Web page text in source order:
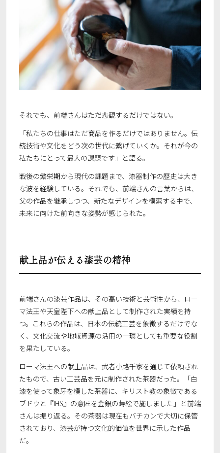
それでも、前端さんはただ悲観するだけではない。
「私たちの仕事はただ商品を作るだけではありません。伝
統技術や文化をどう次の世代に繋げていくか。それが今の
私たちにとって最大の課題です」と語る。
戦後の繁栄期から現代の課題まで、漆器制作の歴史は大き
な波を経験している。それでも、前端さんの言葉からは、
父の作品を継承しつつ、新たなデザインを模索する中で、
未来に向けた前向きな姿勢が感じられた。
献上品が伝える漆芸の精神
前端さんの漆芸作品は、その高い技術と芸術性から、ロー
マ法王や天皇陛下への献上品として制作された実績を持
つ。これらの作品は、日本の伝統工芸を象徴するだけでな
く、文化交流や地域資源の活用の一環としても重要な役割
を果たしている。
ローマ法王への献上品は、武者小路千家を通じて依頼され
たもので、古い工芸品を元に制作された茶器だった。「白
漆を使って象牙を模した茶器に、キリスト教の象徴である
ブドウと『IHS』の意匠を金銀の蒔絵で施しました」と前端
さんは振り返る。その茶器は現在もバチカンで大切に保管
されており、漆芸が持つ文化的価値を世界に示した作品
だ。